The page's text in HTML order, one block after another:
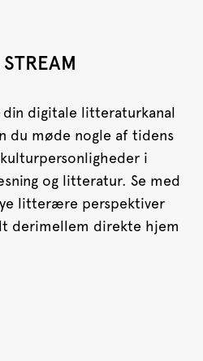
din digitale litteraturkanal
du møde nogle af tidens
i
og litteratur. Se med
litterære perspektiver
derimellem direkte hjem